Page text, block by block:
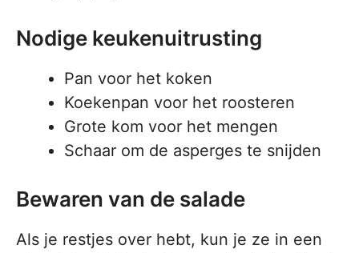
Nodige keukenuitrusting
Pan voor het koken
Koekenpan voor het roosteren
Grote kom voor het mengen
Schaar om de asperges te snijden
Bewaren van de salade
Als je restjes over hebt, kun je ze in een